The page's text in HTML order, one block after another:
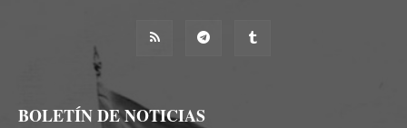
BOLETÍN DE NOTICIAS